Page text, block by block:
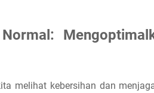
melihat kebersihan dan